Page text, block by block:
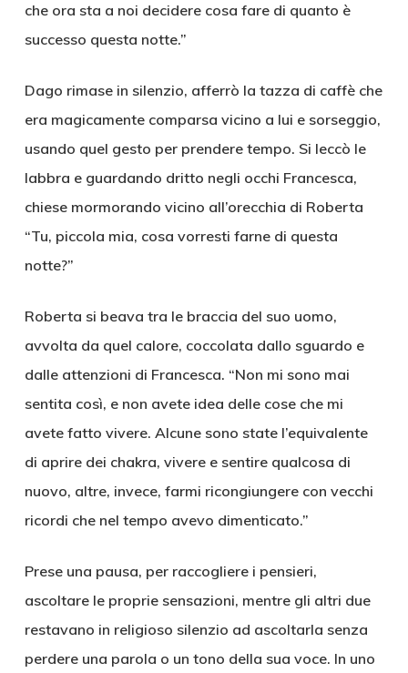
che ora sta a noi decidere cosa fare di quanto è
successo questa notte.”
Dago rimase in silenzio, afferrò la tazza di caffè che
era magicamente comparsa vicino a lui e sorseggio,
usando quel gesto per prendere tempo. Si leccò le
labbra e guardando dritto negli occhi Francesca,
chiese mormorando vicino all’orecchia di Roberta
“Tu, piccola mia, cosa vorresti farne di questa
notte?”
Roberta si beava tra le braccia del suo uomo,
avvolta da quel calore, coccolata dallo sguardo e
dalle attenzioni di Francesca. “Non mi sono mai
sentita così, e non avete idea delle cose che mi
avete fatto vivere. Alcune sono state l’equivalente
di aprire dei chakra, vivere e sentire qualcosa di
nuovo, altre, invece, farmi ricongiungere con vecchi
ricordi che nel tempo avevo dimenticato.”
Prese una pausa, per raccogliere i pensieri,
ascoltare le proprie sensazioni, mentre gli altri due
restavano in religioso silenzio ad ascoltarla senza
perdere una parola o un tono della sua voce. In uno